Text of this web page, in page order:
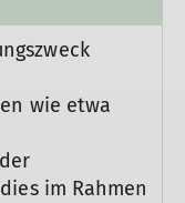
wie etwa
im Rahmen